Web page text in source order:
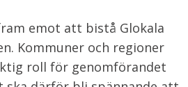
emot att bistå Glokala
Kommuner och regioner
roll för genomförandet